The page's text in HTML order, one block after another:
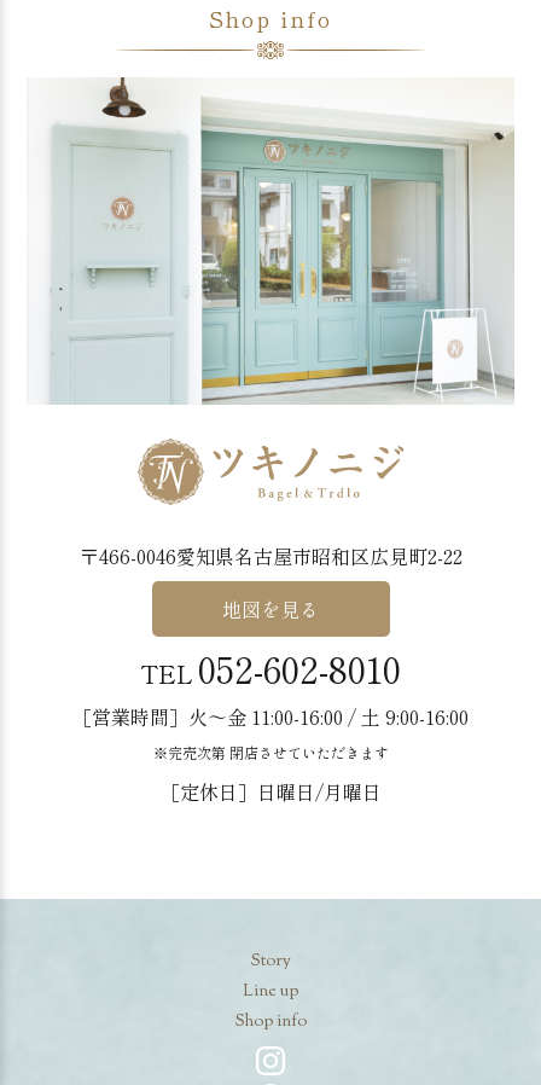
Shop info
〒466-0046愛知県名古屋市昭和区広見町2-22
地図を見る
TEL 052-602-8010
［営業時間］火〜金 11:00-16:00 / 土 9:00-16:00
※完売次第 閉店させていただきます
［定休日］日曜日/月曜日
Story
Line up
Shop info